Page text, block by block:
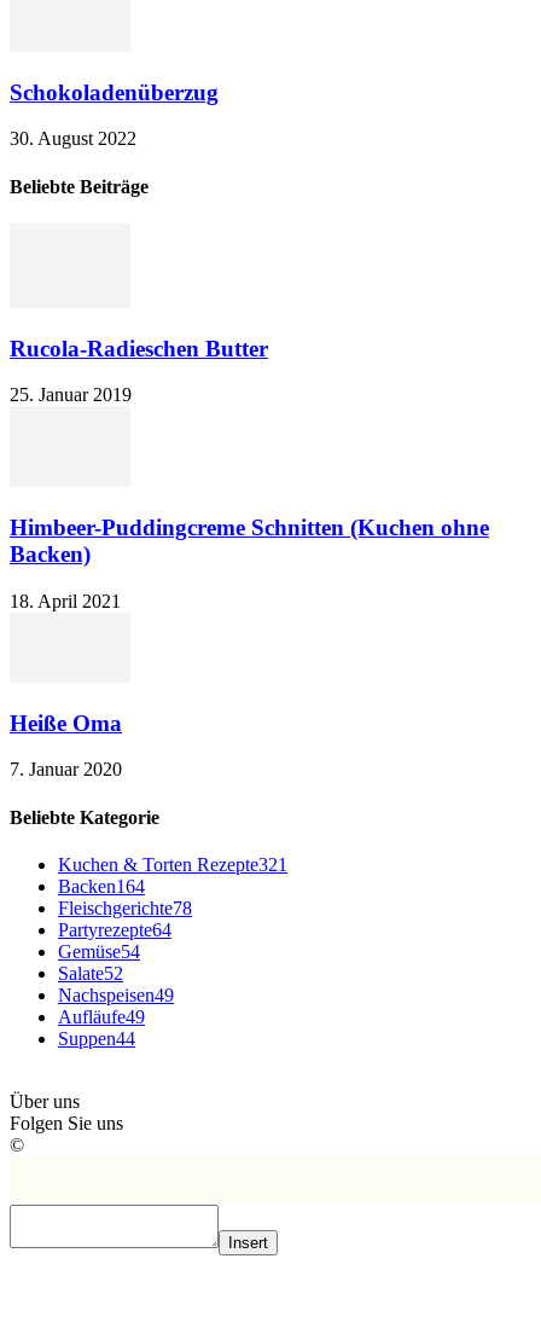
Schokoladenüberzug
30. August 2022
Beliebte Beiträge
Rucola-Radieschen Butter
25. Januar 2019
Himbeer-Puddingcreme Schnitten (Kuchen ohne
Backen)
18. April 2021
Heiße Oma
7. Januar 2020
Beliebte Kategorie
Kuchen & Torten Rezepte321
Backen164
Fleischgerichte78
Partyrezepte64
Gemüse54
Salate52
Nachspeisen49
Aufläufe49
Suppen44
Über uns
Folgen Sie uns
©
Insert